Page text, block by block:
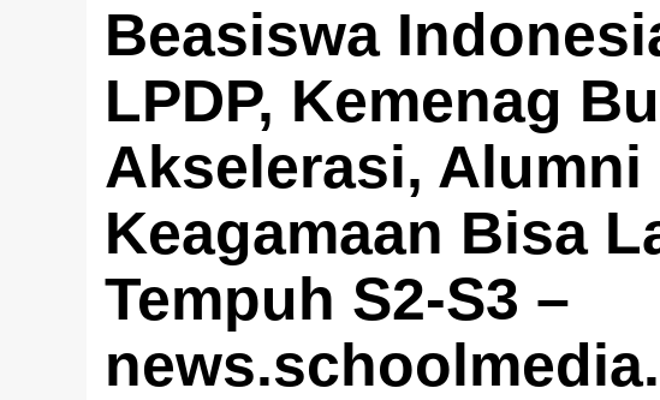
Beasiswa
LPDP, Kemenag
Akselerasi,
Keagamaan Bisa
Tempuh S2-S3 –